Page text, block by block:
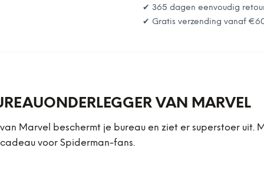
✔ 365 dagen eenvoudig
✔ Gratis verzending vanaf
VAN MARVEL
Marvel beschermt je bureau en ziet er superstoer uit.
voor Spiderman-fans.